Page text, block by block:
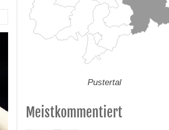
Pustertal
Meistkommentiert